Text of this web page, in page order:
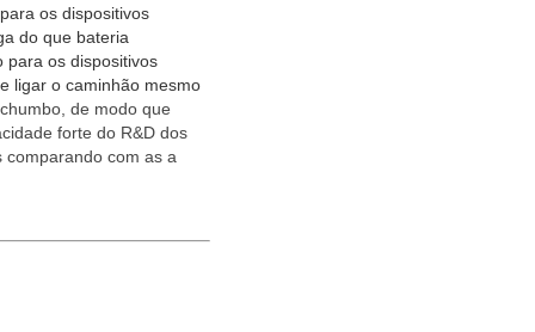
os dispositivos
do que bateria
para os dispositivos
ligar o caminhão mesmo
de modo que
forte do R&D dos
com as a